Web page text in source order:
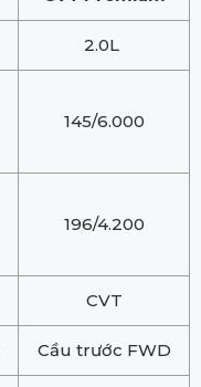
2.0L
145/6.000
196/4.200
CVT
Cầu trước FWD